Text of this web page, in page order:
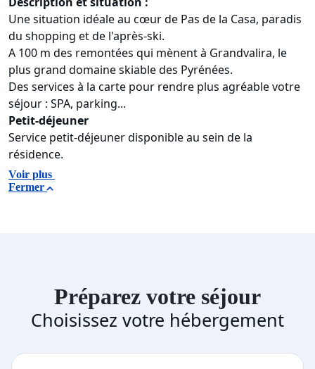
Une situation idéale au cœur de Pas de la Casa, paradis
du shopping et de l'après-ski.
A 100 m des remontées qui mènent à Grandvalira, le
plus grand domaine skiable des Pyrénées.
Des services à la carte pour rendre plus agréable votre
séjour : SPA, parking...
Petit-déjeuner
Service petit-déjeuner disponible au sein de la
résidence.
Voir plus
Fermer
Préparez votre séjour
Choisissez votre hébergement